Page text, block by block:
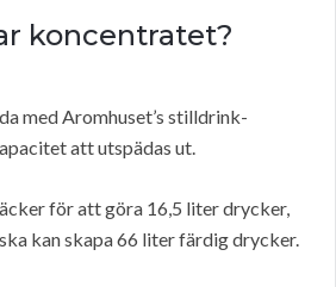
koncentratet?
med Aromhuset’s stilldrink-
att utspädas ut.
för att göra 16,5 liter drycker,
kan skapa 66 liter färdig drycker.